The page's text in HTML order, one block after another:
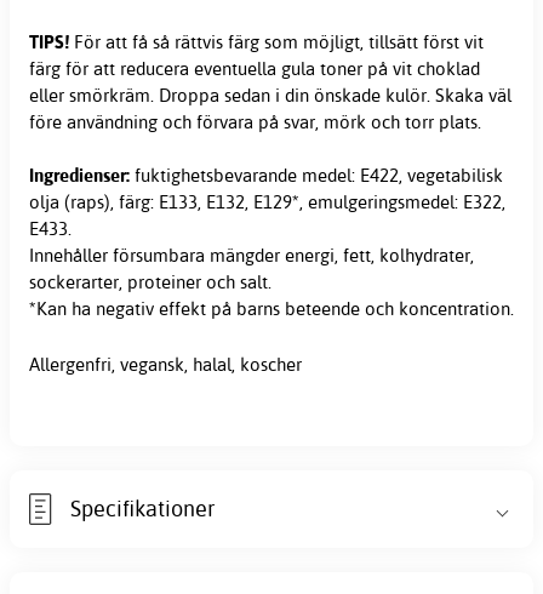
TIPS! För att få så rättvis färg som möjligt, tillsätt först vit
färg för att reducera eventuella gula toner på vit choklad
eller smörkräm. Droppa sedan i din önskade kulör. Skaka väl
före användning och förvara på svar, mörk och torr plats.
Ingredienser: fuktighetsbevarande medel: E422, vegetabilisk
olja (raps), färg: E133, E132, E129*, emulgeringsmedel: E322,
E433.
Innehåller försumbara mängder energi, fett, kolhydrater,
sockerarter, proteiner och salt.
*Kan ha negativ effekt på barns beteende och koncentration.
Allergenfri, vegansk, halal, koscher
Specifikationer